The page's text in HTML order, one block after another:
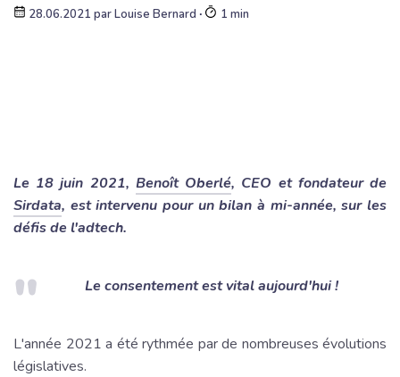
28.06.2021 parLouise Bernard ∙ 1 min
Le 18 juin 2021, Benoît Oberlé, CEO et fondateur de
Sirdata, est intervenu pour un bilan à mi-année, sur les
défis de l'adtech.
Le consentement est vital aujourd'hui !
L'année 2021 a été rythmée par de nombreuses évolutions
législatives. ‌‌